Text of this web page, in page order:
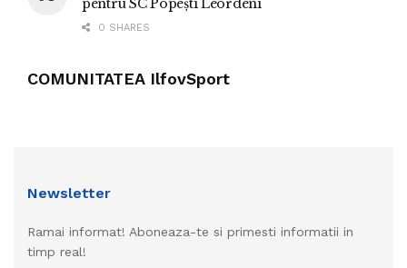
pentru SC Popești Leordeni
0 SHARES
COMUNITATEA IlfovSport
Newsletter
Ramai informat! Aboneaza-te si primesti informatii in
timp real!